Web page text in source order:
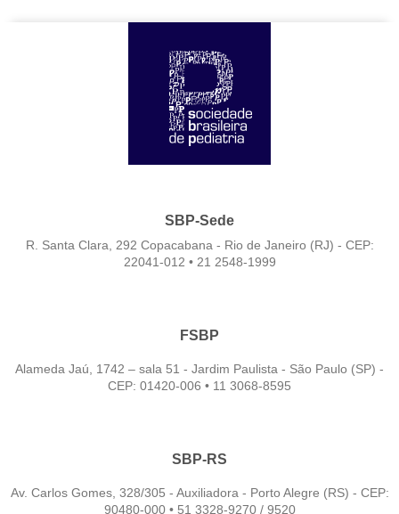
SBP-Sede
R. Santa Clara, 292 Copacabana - Rio de Janeiro (RJ) - CEP:
22041-012 • 21 2548-1999
FSBP
Alameda Jaú, 1742 – sala 51 - Jardim Paulista - São Paulo (SP) -
CEP: 01420-006 • 11 3068-8595
SBP-RS
Av. Carlos Gomes, 328/305 - Auxiliadora - Porto Alegre (RS) - CEP:
90480-000 • 51 3328-9270 / 9520